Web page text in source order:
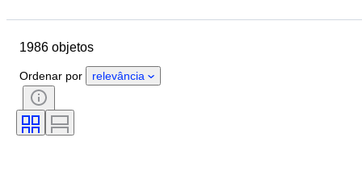
País de origem
Estado
Cor
Era
Acessórios incluídos
Modelo
1986 objetos
Ordenar por relevância